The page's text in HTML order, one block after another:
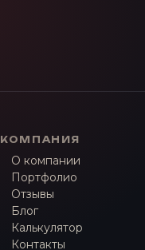
КОМПАНИЯ
О компании
Портфолио
Отзывы
Блог
Калькулятор
Контакты